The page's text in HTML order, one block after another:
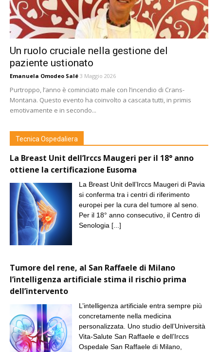
Un ruolo cruciale nella gestione del
paziente ustionato
Emanuela Omodeo Salé 3 Maggio 2026
Purtroppo, l’anno è cominciato male con l’incendio di Crans-
Montana. Questo evento ha coinvolto a cascata tutti, in primis
emotivamente e in secondo...
Tecnica Ospedaliera
La Breast Unit dell’Irccs Maugeri per il 18° anno
ottiene la certificazione Eusoma
La Breast Unit dell’Irccs Maugeri di Pavia
si conferma tra i centri di riferimento
europei per la cura del tumore al seno.
Per il 18° anno consecutivo, il Centro di
Senologia [...]
Tumore del rene, al San Raffaele di Milano
l’intelligenza artificiale stima il rischio prima
dell’intervento
L’intelligenza artificiale entra sempre più
concretamente nella medicina
personalizzata. Uno studio dell’Università
Vita-Salute San Raffaele e dell’Irccs
Ospedale San Raffaele di Milano,